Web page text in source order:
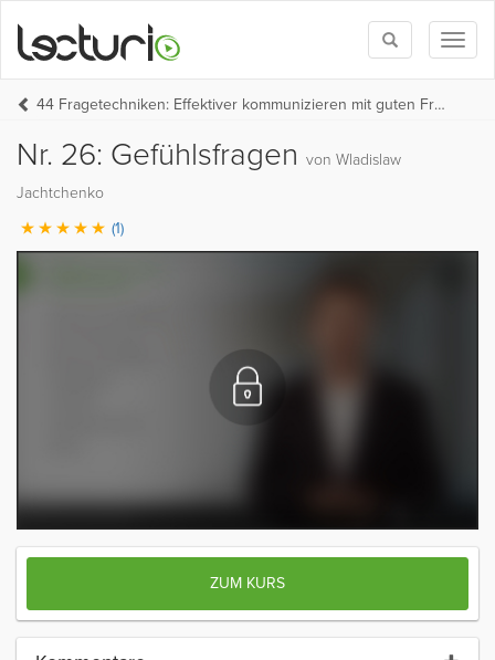
Toggle
search
44 Fragetechniken: Effektiver kommunizieren mit guten Fragen
Nr. 26: Gefühlsfragen von Wladislaw
Jachtchenko
(1)
ZUM KURS